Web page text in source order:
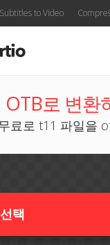
to Video
OTB로 변환
료로 t11 파일을
택